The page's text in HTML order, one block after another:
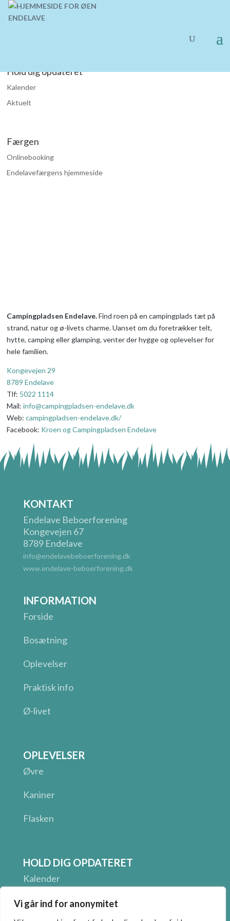
Vi går ind for anonymitet
Hold dig opdateret
Kalender
Aktuelt
Færgen
Onlinebooking
Endelavefærgens hjemmeside
Campingpladsen Endelave.Find roen på en campingplads tæt på
strand, natur og ø-livets charme.Uanset om du foretrækker telt,
hytte, camping eller glamping, venter derhygge og oplevelser for
hele familien.
Kongevejen 29
8789 Endelave
Tlf: 5022 1114
Mail: info@campingpladsen-endelave.dk
Web: campingpladsen-endelave.dk/
Facebook: Kroen og Campingpladsen Endelave
KONTAKT
Endelave Beboerforening
Kongevejen 67
8789 Endelave
info@endelavebeboerforening.dk
www.endelave-beboerforening.dk
INFORMATION
Forside
Bosætning
Oplevelser
Praktisk info
Ø-livet
OPLEVELSER
Øvre
Kaniner
Flasken
HOLD DIG OPDATERET
Kalender
Følg os på Facebook